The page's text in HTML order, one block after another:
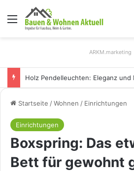
Menü
ARKM.marketing
Startseite /Wohnen / Einrichtungen
Einrichtungen
Boxspring: Das
Bett für gewohnt